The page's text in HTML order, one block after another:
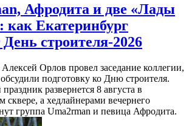
Афродита и две «Лады
как Екатеринбург
строителя-2026
Алексей Орлов провел заседание коллегии,
обсудили подготовку ко Дню строителя.
развернется 8 августа в
сквере, а хедлайнерами вечернего
группа Uma2rman и певица Афродита.